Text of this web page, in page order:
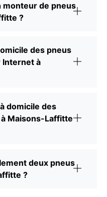
monteur de pneus
?
des pneus
Internet à
domicile des
Maisons-Laffitte
deux pneus
?